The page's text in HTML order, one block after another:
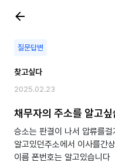
질문답변
찾고싶다
2025.02.23
채무자의 주소를 알고
승소는 판결이 나서 압류를
알고있던주소에서 이사를간
이름 폰번호는 알고있습니다